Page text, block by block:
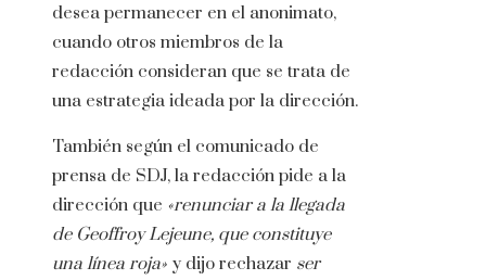
desea permanecer en el anonimato,
cuando otros miembros de la
redacción consideran que se trata de
una estrategia ideada por la dirección.
También según el comunicado de
prensa de SDJ, la redacción pide a la
dirección que «renunciar a la llegada
de Geoffroy Lejeune, que constituye
una línea roja» y dijo rechazar ser